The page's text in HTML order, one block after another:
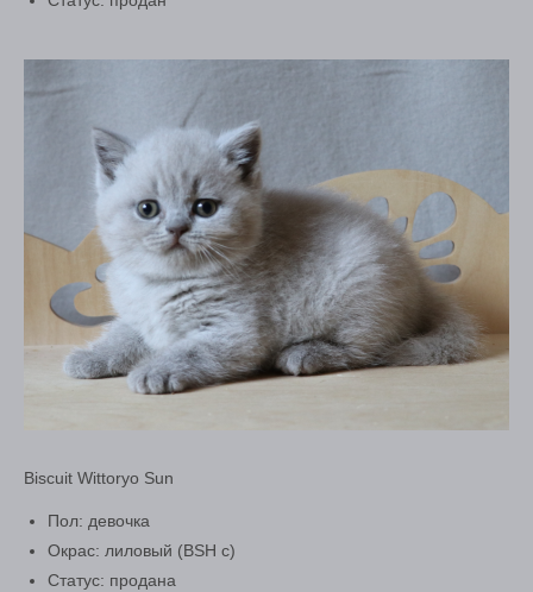
Biscuit Wittoryo Sun
Пол: девочка
Окрас: лиловый (BSH c)
Статус: продана